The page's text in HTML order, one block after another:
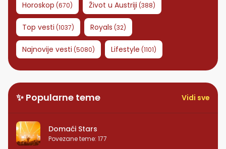
Horoskop (670) Život u Austriji (388)
Top vesti (1037) Royals (32)
Najnovije vesti (5080) Lifestyle (1101)
✨ Popularne teme Vidi sve
Domaći Stars
Povezane teme: 177